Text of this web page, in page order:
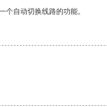
自动切换线路的功能。